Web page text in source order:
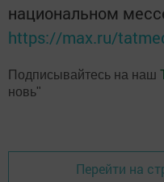
национальном
https://max.ru/
Подписывайтесь на наш
новь"
Перейти на